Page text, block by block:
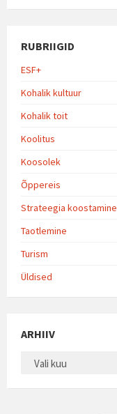
RUBRIIGID
ESF+
Kohalik kultuur
Kohalik toit
Koolitus
Koosolek
Õppereis
Strateegia koostamine
Taotlemine
Turism
Üldised
ARHIIV